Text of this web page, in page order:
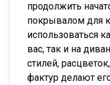
продолжить
покрывалом для
использоваться
вас, так и на
стилей,
фактур делают